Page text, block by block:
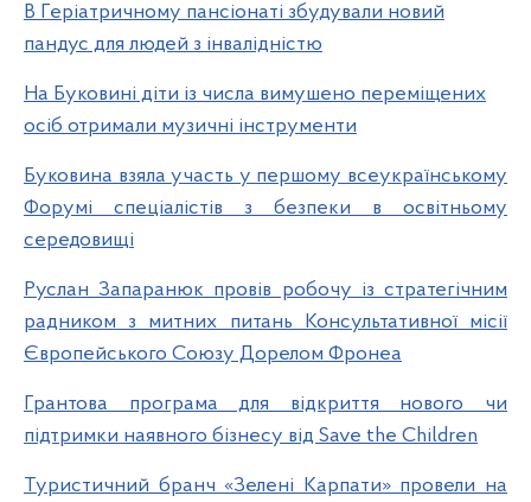
В Геріатричному пансіонаті збудували новий
пандус для людей з інвалідністю
На Буковині діти із числа вимушено переміщених
осіб отримали музичні інструменти
Буковина взяла участь у першому всеукраїнському
Форумі спеціалістів з безпеки в освітньому
середовищі
Руслан Запаранюк провів робочу із стратегічним
радником з митних питань Консультативної місії
Європейського Союзу Дорелом Фронеа
Грантова програма для відкриття нового чи
підтримки наявного бізнесу від Save the Children
Туристичний бранч «Зелені Карпати» провели на